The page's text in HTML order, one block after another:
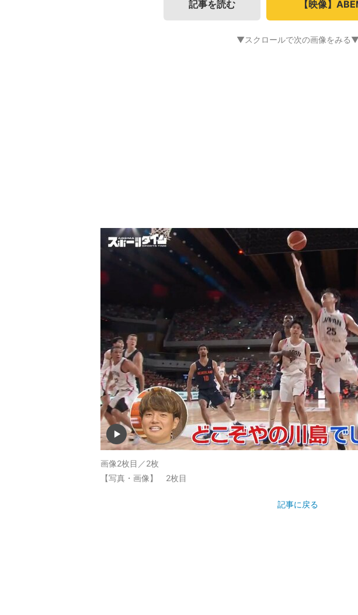
記事を読む 【映像】
▼スクロールで次の画像をみる▼
画像2枚目／2枚
【写真・画像】 2枚目
記事に戻る